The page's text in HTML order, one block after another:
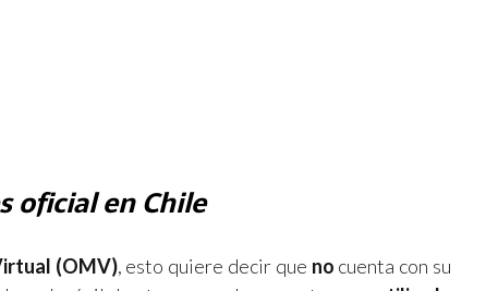
oficial en Chile
(OMV), esto quiere decir que no cuenta con su